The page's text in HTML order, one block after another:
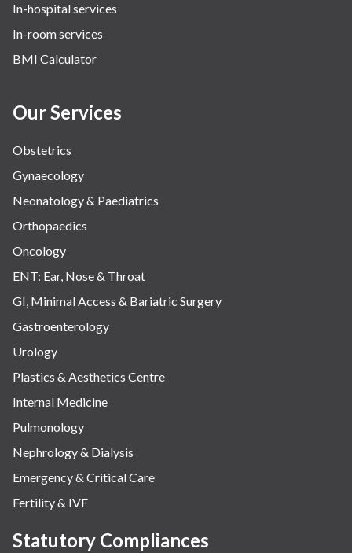
In-hospital services
In-room services
BMI Calculator
Our Services
Obstetrics
Gynaecology
Neonatology & Paediatrics
Orthopaedics
Oncology
ENT: Ear, Nose & Throat
GI, Minimal Access & Bariatric Surgery
Gastroenterology
Urology
Plastics & Aesthetics Centre
Internal Medicine
Pulmonology
Nephrology & Dialysis
Emergency & Critical Care
Fertility & IVF
Statutory Compliances